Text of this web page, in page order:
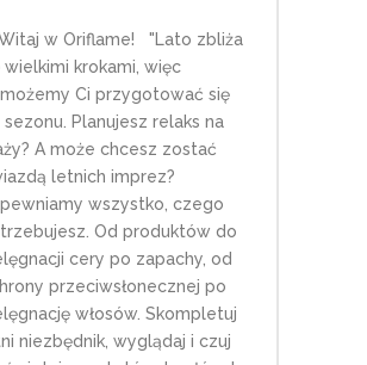
w Oriflame! "Lato zbliża
wielkimi krokami, więc
Ci przygotować się
sezonu. Planujesz relaks na
A może chcesz zostać
letnich imprez?
wszystko, czego
Od produktów do
cery po zapachy, od
przeciwsłonecznej po
włosów. Skompletuj
niezbędnik, wyglądaj i czuj